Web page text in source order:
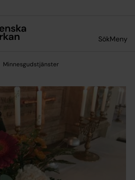
SökMeny
Minnesgudstjänster